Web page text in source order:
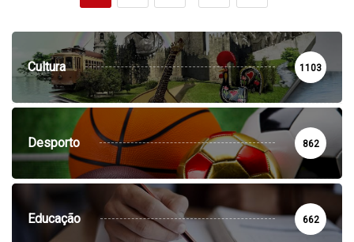
Cultura 1103
Desporto 862
Educação 662